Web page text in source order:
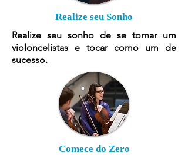
Realize seu Sonho
Realize seu sonho de se tornar um
violoncelistas e tocar como um de
sucesso.
Comece do Zero